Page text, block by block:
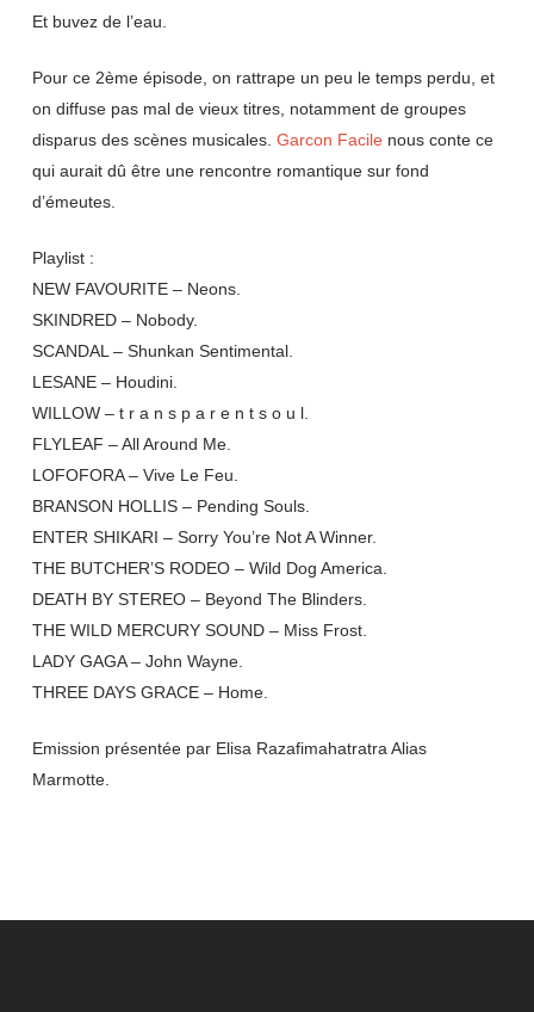
Et buvez de l’eau.
Pour ce 2ème épisode, on rattrape un peu le temps perdu, et
on diffuse pas mal de vieux titres, notamment de groupes
disparus des scènes musicales. Garcon Facilenous conte ce
qui aurait dû être une rencontre romantique sur fond
d’émeutes.
Playlist :
NEW FAVOURITE – Neons.
SKINDRED – Nobody.
SCANDAL – Shunkan Sentimental.
LESANE – Houdini.
WILLOW – t r a n s p a r e n t s o u l.
FLYLEAF – All Around Me.
LOFOFORA – Vive Le Feu.
BRANSON HOLLIS – Pending Souls.
ENTER SHIKARI – Sorry You’re Not A Winner.
THE BUTCHER’S RODEO – Wild Dog America.
DEATH BY STEREO – Beyond The Blinders.
THE WILD MERCURY SOUND – Miss Frost.
LADY GAGA – John Wayne.
THREE DAYS GRACE – Home.
Emission présentée par Elisa Razafimahatratra Alias
Marmotte.